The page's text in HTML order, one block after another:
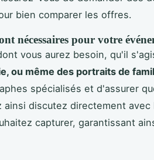
bien comparer les offres.
nécessaires pour votre
vous aurez besoin, qu'il
ou même des portraits de
spécialisés et d'assurer
ainsi discutez directement
capturer, garantissant